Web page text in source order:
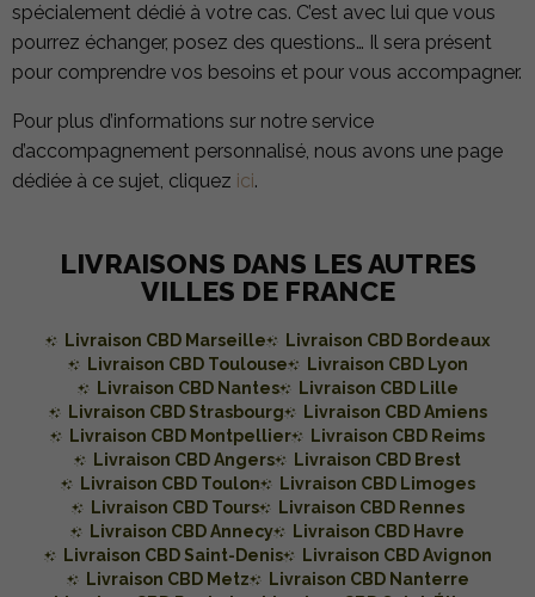
spécialement dédié à votre cas. C’est avec lui que vous
pourrez échanger, posez des questions… Il sera présent
pour comprendre vos besoins et pour vous accompagner.
Pour plus d’informations sur notre service
d’accompagnement personnalisé, nous avons une page
dédiée à ce sujet, cliquez ici.
LIVRAISONS DANS LES AUTRES
VILLES DE FRANCE
Livraison CBD Marseille
Livraison CBD Bordeaux
Livraison CBD Toulouse
Livraison CBD Lyon
Livraison CBD Nantes
Livraison CBD Lille
Livraison CBD Strasbourg
Livraison CBD Amiens
Livraison CBD Montpellier
Livraison CBD Reims
Livraison CBD Angers
Livraison CBD Brest
Livraison CBD Toulon
Livraison CBD Limoges
Livraison CBD Tours
Livraison CBD Rennes
Livraison CBD Annecy
Livraison CBD Havre
Livraison CBD Saint-Denis
Livraison CBD Avignon
Livraison CBD Metz
Livraison CBD Nanterre